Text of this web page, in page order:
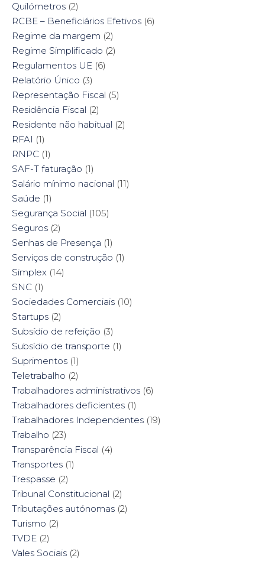
Quilómetros (2)
RCBE – Beneficiários Efetivos (6)
Regime da margem (2)
Regime Simplificado (2)
Regulamentos UE (6)
Relatório Único (3)
Representação Fiscal (5)
Residência Fiscal (2)
Residente não habitual (2)
RFAI (1)
RNPC (1)
SAF-T faturação (1)
Salário mínimo nacional (11)
Saúde (1)
Segurança Social (105)
Seguros (2)
Senhas de Presença (1)
Serviços de construção (1)
Simplex (14)
SNC (1)
Sociedades Comerciais (10)
Startups (2)
Subsídio de refeição (3)
Subsídio de transporte (1)
Suprimentos (1)
Teletrabalho (2)
Trabalhadores administrativos (6)
Trabalhadores deficientes (1)
Trabalhadores Independentes (19)
Trabalho (23)
Transparência Fiscal (4)
Transportes (1)
Trespasse (2)
Tribunal Constitucional (2)
Tributações autónomas (2)
Turismo (2)
TVDE (2)
Vales Sociais (2)